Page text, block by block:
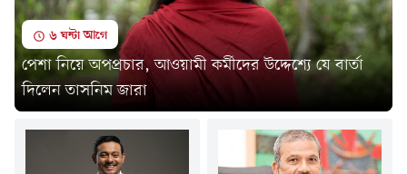
৬ ঘন্টা আগে
পেশা নিয়ে অপপ্রচার, আওয়ামী কর্মীদের উদ্দেশ্যে যে বার্তা
দিলেন তাসনিম জারা